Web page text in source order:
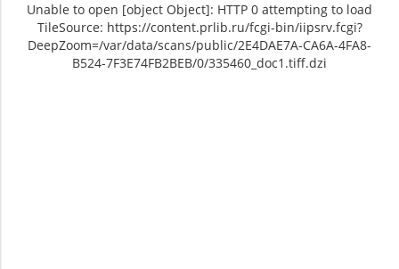
Unable to open [object Object]: HTTP 0 attempting to load
TileSource: https://content.prlib.ru/fcgi-bin/iipsrv.fcgi?
DeepZoom=/var/data/scans/public/2E4DAE7A-CA6A-4FA8-
B524-7F3E74FB2BEB/0/335460_doc1.tiff.dzi